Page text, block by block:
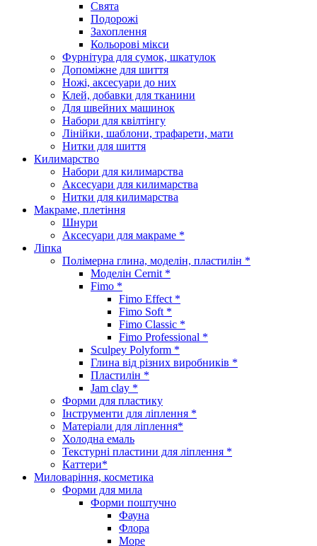
Свята
Подорожі
Захоплення
Кольорові мікси
Фурнітура для сумок, шкатулок
Допоміжне для шиття
Ножі, аксесуари до них
Клей, добавки для тканини
Для швейних машинок
Набори для квілтінгу
Лінійки, шаблони, трафарети, мати
Нитки для шиття
Килимарство
Набори для килимарства
Аксесуари для килимарства
Нитки для килимарства
Макраме, плетіння
Шнури
Аксесуари для макраме *
Ліпка
Полімерна глина, моделін, пластилін *
Моделін Cernit *
Fimo *
Fimo Effect *
Fimo Soft *
Fimo Classic *
Fimo Professional *
Sculpey Polyform *
Глина від різних виробників *
Пластилін *
Jam clay *
Форми для пластику
Інструменти для ліплення *
Матеріали для ліплення*
Холодна емаль
Текстурні пластини для ліплення *
Каттери*
Миловаріння, косметика
Форми для мила
Форми поштучно
Фауна
Флора
Море